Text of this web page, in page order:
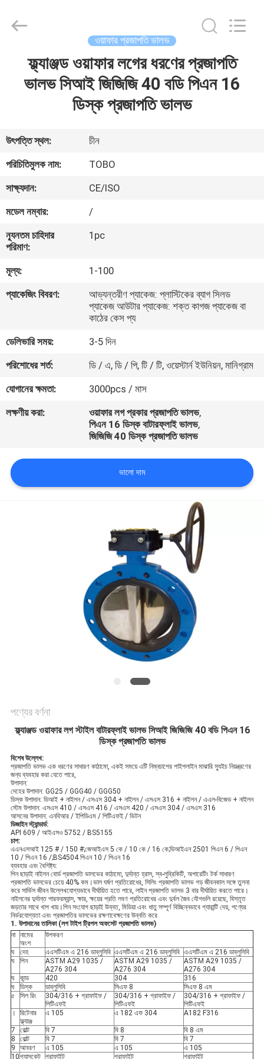
আমাদের
সম্পর্কে
কারখানা
ভ্রমণ
নিয়ন্ত্রণ
করুন
উদ্ধৃতির
জন্য
আবেদন
খবর
সরবরাহকারী.
Copyright
stainlesssteel-
ওয়াফার প্রজাপতি ভালভ
ফ্ল্যাঞ্জড ওয়াফার লগের ধরণের প্রজাপতি
ভালভ সিআই জিজিজি 40 বডি পিএন 16
ডিস্ক প্রজাপতি ভালভ
উৎপত্তি স্থল:
চীন
পরিচিতিমুলক নাম:
TOBO
সাক্ষ্যদান:
CE/ISO
মডেল নম্বার:
/
ন্যূনতম চাহিদার
পরিমাণ:
1pc
মূল্য:
1-100
প্যাকেজিং বিবরণ:
আভ্যন্তরীণ প্যাকেজ: প্লাস্টিকের ব্যাগ সিলড
প্যাকেজ আউটার প্যাকেজ: শক্ত কাগজ প্যাকেজ বা
কাঠের কেস প্য
ডেলিভারি সময়:
3-5 দিন
পরিশোধের শর্ত:
ডি / এ, ডি / পি, টি / টি, ওয়েস্টার্ন ইউনিয়ন, মানিগ্রাম
যোগানের ক্ষমতা:
3000pcs / মাস
লক্ষণীয় করা:
ওয়াফার লগ প্রকার প্রজাপতি ভালভ,
পিএন 16 ডিস্ক বাটারফ্লাই ভালভ,
জিজিজি 40 ডিস্ক প্রজাপতি ভালভ
ভালো দাম
পণ্যের বর্ণনা
ফ্ল্যাঞ্জড ওয়াফার লগ স্টাইল বাটারফ্লাই ভালভ সিআই জিজিজি 40 বডি পিএন 16
ডিস্ক প্রজাপতি ভালভ
বিশেষ উল্লেখ:
প্রজাপতি ভালভ এক ধরণের সাধারণ কাঠামো, একই সময়ে এটি নিম্নচাপের পাইপলাইন মাঝারি স্যুইচ নিয়ন্ত্রণের
জন্য ব্যবহার করা যেতে পারে,
উপাদান:
দেহের উপাদান: GG25 / GGG40 / GGG50
ডিস্ক উপাদান: ডিআই + নাইলন / এসএস 304 + নাইলন / এসএস 316 + নাইলন / এএল-বিজেড + নাইলন
স্টেম উপাদান: এসএস 410 / এসএস 416 / এসএস 420 / এসএস 304 / এসএস 316
আসনের উপাদান: এনবিআর / ইপিডিএম / পিটিএফই / ভিটন
ডিজাইন স্ট্যান্ডার্ড:
API 609 / আইএসও 5752 / BS5155
চাপ:
এএনএসআই 125 # / 150 #;জেআইএস 5 কে / 10 কে / 16 কে;ডিআইএন 2501 পিএন 6 / পিএন
10 / পিএন 16 /;BS4504 পিএন 10 / পিএন 16
ব্যবহার এবং বৈশিষ্ট্য:
পিন ছাড়াই নাইলন বোর্ড প্রজাপতি ভালভের কাঠামো, দুর্দান্ত হ্রাস, স্ব-লুব্রিকিটি, অপারেটিং টর্ক সাধারণ
প্রজাপতি ভালভের চেয়ে 40% কম।ভাল ঘর্ষণ প্রতিরোধের, সিলিং প্রজাপতি ভালভ গড় জীবনকাল সঙ্গে তুলনা
করে সার্ভিস জীবন উল্লেখযোগ্যভাবে দীর্ঘায়িত হতে পারে, লাইন প্রজাপতি ভালভ 3 বার দীর্ঘায়িত করতে পারে।
নাইলনের দুর্দান্ত পারফরম্যান্স, ক্ষার, ক্ষয়ের প্রতি লবণ প্রতিরোধের এবং দুর্বল জৈব যৌগগুলি রয়েছে, বিস্তৃত
জড়তার সাথে খাপ খায়।পিন সংযোগ ছাড়াই উন্নত, মিডিয়া এবং ধাতু সম্পূর্ণ বিচ্ছিন্নভাবে গ্যারান্টি দেয়, পণ্যের
নির্ভরযোগ্যতা এবং প্রজাপতির ভালভের রক্ষণাবেক্ষণের উন্নতি করে
1. উপাদানের তালিকা (লগ টাইপ ট্রিপল অফসেট প্রজাপতি ভালভ)
না নামের
অংশ
উপকরণ
ঘ দেহ এএসটিএম এ 216 ডাব্লুসিবি এএসটিএম এ 216 ডাব্লুসিবি এএসটিএম এ 216 ডাব্লুসিবি
ঘ
পিন
ASTM A29 1035 /
A276 304
ASTM A29 1035 /
A276 304
ASTM A29 1035 /
A276 304
ঘ
কান্ড 420 304
316
ঘ
ডিস্ক ডাব্লুসিবি সিএফ 8
সিএফ 8 এম
৫
সিল রিং
304/316 + গ্রাফাইফ /
পিটিএফই
304/316 + গ্রাফাইফ /
পিটিএফই
304/316 + গ্রাফাইফ /
পিটিএফই
।
রিটেনার
ফ্ল্যাঞ্জ
এ 105 এ 182 এফ 304 A182 F316
7 বোল্ট বি 7 বি 8
বি 8 এম
8
বোল্ট বি 7 বি 7
বি 7
9
আবরণ এ 105 এ 105
এ 105
10গ্যাসকেট গ্রাফাইট গ্রাফাইট গ্রাফাইট